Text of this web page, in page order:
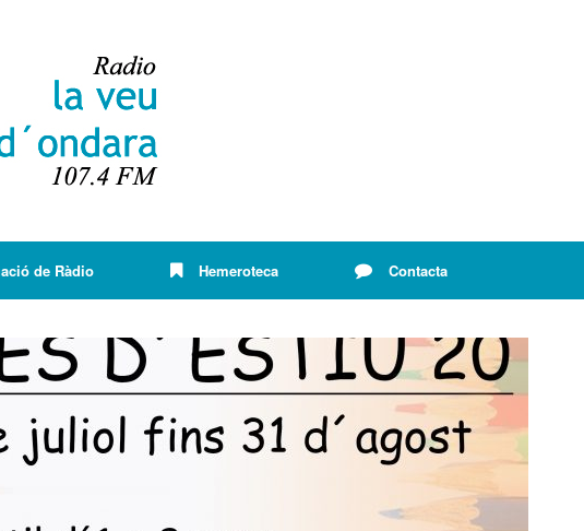
de Ràdio Hemeroteca Contacta